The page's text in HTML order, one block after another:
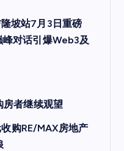
坡站7月3日重磅
对话引爆Web3及
房者继续观望
购RE/MAX房地产